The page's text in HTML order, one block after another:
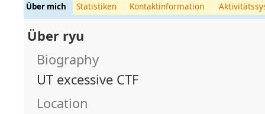
Über mich Statistiken Kontaktinformation
Über ryu
Biography
UT excessive CTF
Location